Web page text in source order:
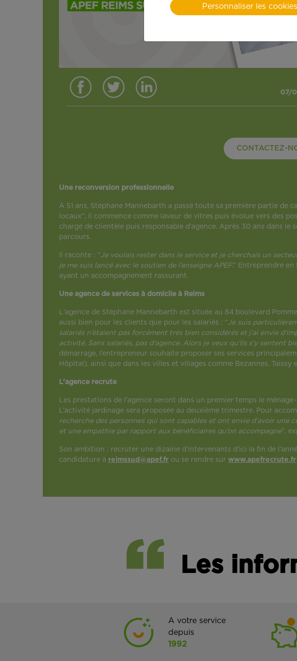
07/
CONTACTEZ-
Une reconversion professionnelle
À 51 ans, Stéphane Mannebarth a passé toute sa première partie de
locaux”, il commence comme laveur de vitres puis évolue vers des
chargé de clientèle puis responsable d’agence. Après 30 ans dans
parcours.
Il raconte : “Je voulais rester dans le service et je cherchais un
je me suis lancé avec le soutien de l’enseigne APEF.” Entreprendre
ayant un accompagnement rassurant.
Une agence de services à domicile à Reims
L'agence de Stéphane Mannebarth est située au 84 boulevard
aussi bien pour les clients que pour les salariés : “Je suis
salariés n’étaient pas forcément très bien considérés et j’ai envie
activité. Sans salariés, pas d’agence. Alors je veux qu’ils s’y sentent
démarrage, l’entrepreneur souhaite proposer ses services
Hôpital), ainsi que dans les villes et villages comme Bezannes, Taissy
L’agence recrute
Les prestations de l’agence seront dans un premier temps le
L’activité jardinage sera proposée au deuxième trimestre. Pour
recherche des personnes qui sont capables et ont envie d’avoir
et une empathie par rapport aux bénéficiaires qu’on accompagne”,
Son ambition : recruter une dizaine d’intervenants d’ici la fin de
candidature à reimssud@apef.fr ou se rendre sur www.apefrecrute.fr.
Les
A votre service
depuis
1992
Personnaliser les cookies